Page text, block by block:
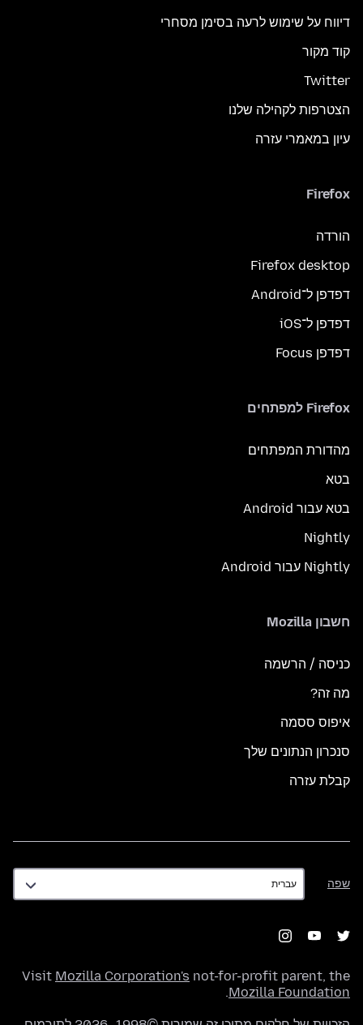
דיווח על שימוש לרעה בסימן מסחרי
קוד מקור
Twitter
הצטרפות לקהילה שלנו
עיון במאמרי עזרה
Firefox
הורדה
Firefox desktop
דפדפן ל־Android
דפדפן ל־iOS
דפדפן Focus
Firefox למפתחים
מהדורת המפתחים
בטא
בטא עבור Android
Nightly
Nightly עבור Android
חשבון Mozilla
כניסה / הרשמה
מה זה?
איפוס ססמה
סנכרון הנתונים שלך
קבלת עזרה
שפה
שפה
Visit Mozilla Corporation's not-for-profit parent, the
Mozilla Foundation
.